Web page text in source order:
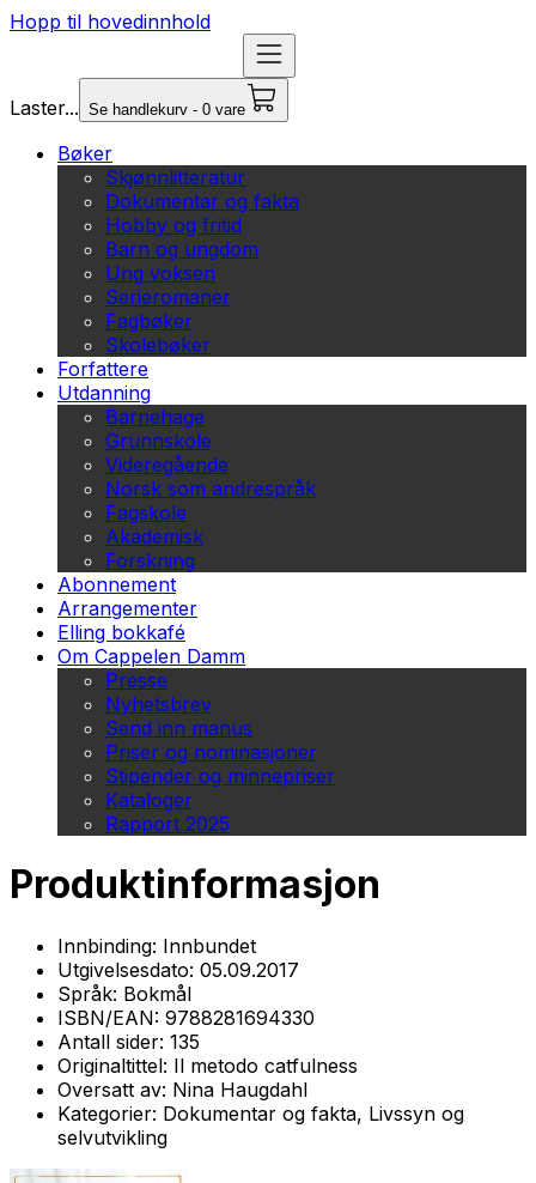
Hopp til hovedinnhold
Laster... Se handlekurv - 0 vare
Bøker
Skjønnlitteratur
Dokumentar og fakta
Hobby og fritid
Barn og ungdom
Ung voksen
Serieromaner
Fagbøker
Skolebøker
Forfattere
Utdanning
Barnehage
Grunnskole
Videregående
Norsk som andrespråk
Fagskole
Akademisk
Forskning
Abonnement
Arrangementer
Elling bokkafé
Om Cappelen Damm
Presse
Nyhetsbrev
Send inn manus
Priser og nominasjoner
Stipender og minnepriser
Kataloger
Rapport 2025
Produktinformasjon
Innbinding: Innbundet
Utgivelsesdato: 05.09.2017
Språk: Bokmål
ISBN/EAN: 9788281694330
Antall sider: 135
Originaltittel: Il metodo catfulness
Oversatt av: Nina Haugdahl
Kategorier: Dokumentar og fakta, Livssyn og
selvutvikling